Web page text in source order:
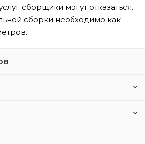
сборщики могут отказаться.
сборки необходимо как